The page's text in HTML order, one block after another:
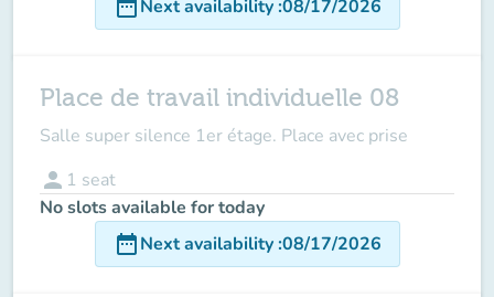
date_rangeNext availability:08/17/2026
Place de travail individuelle 08
Salle super silence 1er étage. Place avec prise
person 1 seat
No slots available for today
date_rangeNext availability:08/17/2026